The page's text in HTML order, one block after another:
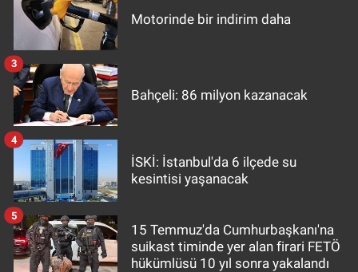
Motorinde bir indirim daha
Bahçeli: 86 milyon kazanacak
3
İSKİ: İstanbul'da 6 ilçede su
kesintisi yaşanacak
4
15 Temmuz'da Cumhurbaşkanı'na
suikast timinde yer alan firari FETÖ
hükümlüsü 10 yıl sonra yakalandı
5